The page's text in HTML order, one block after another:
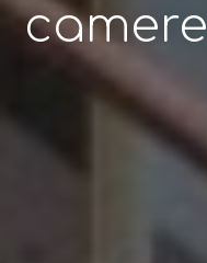
camere